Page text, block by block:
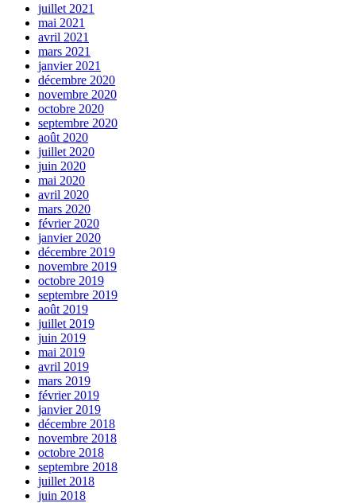
juillet 2021
mai 2021
avril 2021
mars 2021
janvier 2021
décembre 2020
novembre 2020
octobre 2020
septembre 2020
août 2020
juillet 2020
juin 2020
mai 2020
avril 2020
mars 2020
février 2020
janvier 2020
décembre 2019
novembre 2019
octobre 2019
septembre 2019
août 2019
juillet 2019
juin 2019
mai 2019
avril 2019
mars 2019
février 2019
janvier 2019
décembre 2018
novembre 2018
octobre 2018
septembre 2018
juillet 2018
juin 2018